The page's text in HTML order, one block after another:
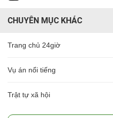
CHUYÊN MỤC KHÁC
Trang chủ 24giờ
Vụ án nổi tiếng
Trật tự xã hội